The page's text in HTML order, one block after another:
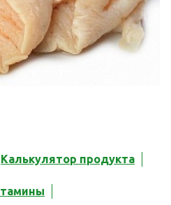
Калькулятор продукта